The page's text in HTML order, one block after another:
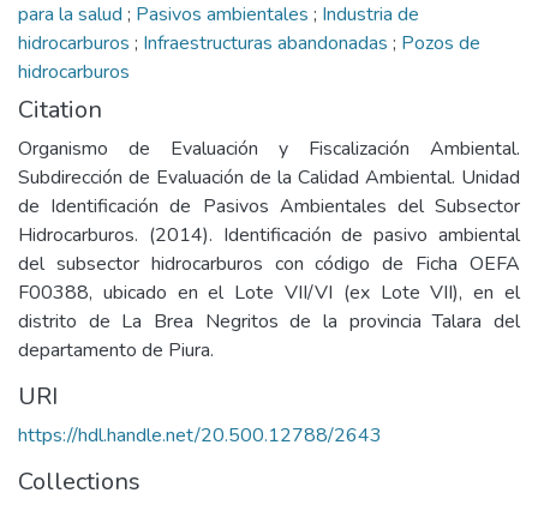
para la salud ; Pasivos ambientales ; Industria de
hidrocarburos ; Infraestructuras abandonadas ; Pozos de
hidrocarburos
Citation
Organismo de Evaluación y Fiscalización Ambiental.
Subdirección de Evaluación de la Calidad Ambiental. Unidad
de Identificación de Pasivos Ambientales del Subsector
Hidrocarburos. (2014). Identificación de pasivo ambiental
del subsector hidrocarburos con código de Ficha OEFA
F00388, ubicado en el Lote VII/VI (ex Lote VII), en el
distrito de La Brea Negritos de la provincia Talara del
departamento de Piura.
URI
https://hdl.handle.net/20.500.12788/2643
Collections